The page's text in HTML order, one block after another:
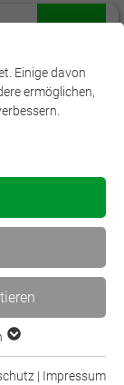
-
Einige davon
ermöglichen,
der
| Impressum